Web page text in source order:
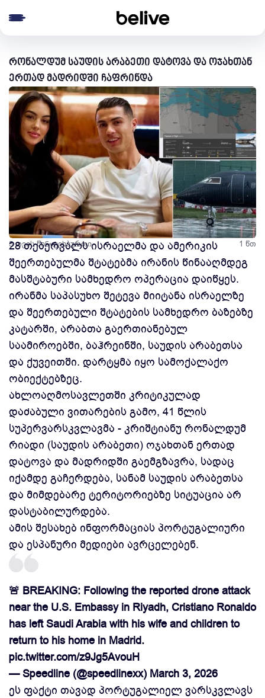
რონალდუმ საუდის არაბეთი დატოვა და ოჯახთან
ერთად მადრიდში ჩაფრინდა
5 თვის წინ ფეხბურთი 1 წთ
28 თებერვალს ისრაელმა და ამერიკის
შეერთებულმა შტატებმა ირანის წინააღმდეგ
მასშტაბური სამხედრო ოპერაცია დაიწყეს.
ირანმა საპასუხო შეტევა მიიტანა ისრაელზე
და შეერთებული შტატების სამხედრო ბაზებზე
კატარში, არაბთა გაერთიანებულ
საამიროებში, ბაჰრეინში, საუდის არაბეთსა
და ქუვეითში. დარტყმა იყო სამოქალაქო
ობიექტებზეც.
ახლოაღმოსავლეთში კრიტიკულად
დაძაბული ვითარების გამო, 41 წლის
სუპერვარსკვლავმა - კრიშტიანუ რონალდუმ
რიადი (საუდის არაბეთი) ოჯახთან ერთად
დატოვა და მადრიდში გაემგზავრა, სადაც
იქამდე გაჩერდება, სანამ საუდის არაბეთსა
და მიმდებარე ტერიტორიებზე სიტუაცია არ
დასტაბილურდება.
ამის შესახებ ინფორმაციას პორტუგალიური
და ესპანური მედიები ავრცელებენ.
🚨 BREAKING: Following the reported drone attack
near the U.S. Embassy in Riyadh, Cristiano Ronaldo
has left Saudi Arabia with his wife and children to
return to his home in Madrid.
pic.twitter.com/z9Jg5AvouH
— Speedline (@speedlinexx) March 3, 2026
ეს ფაქტი თავად პორტუგალიელ ვარსკვლავს